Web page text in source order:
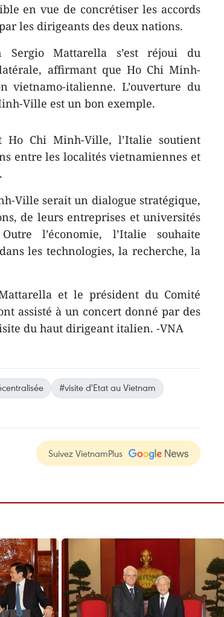
en vue de concrétiser les accords
les dirigeants des deux nations.
Mattarella s’est réjoui du
affirmant que Ho Chi Minh-
italienne. ​L’ouverture d​u
Ville ​est un bon exemple.
Chi Minh-Ville, l’Italie soutient
entre les localités vietnamiennes et
Ville serait un dialogue stratégique,
de leurs entreprises et universités
l’économie, l’Italie souhaite
les technologies, la recherche, la
et le président du Comité
assisté à un concert donné par des
du haut dirigeant italien. -VNA
#visite d'Etat au Vietnam
Suivez VietnamPlus